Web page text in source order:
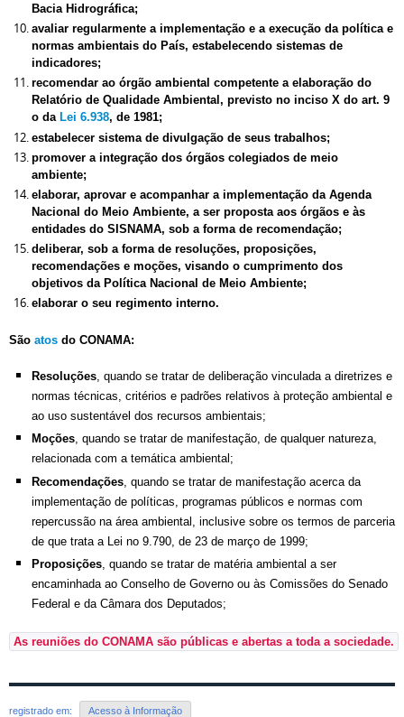
Bacia Hidrográfica;
avaliar regularmente a implementação e a execução da política e
normas ambientais do País, estabelecendo sistemas de
indicadores;
recomendar ao órgão ambiental competente a elaboração do
Relatório de Qualidade Ambiental, previsto no inciso X do art. 9
o da Lei 6.938, de 1981;
estabelecer sistema de divulgação de seus trabalhos;
promover a integração dos órgãos colegiados de meio
ambiente;
elaborar, aprovar e acompanhar a implementação da Agenda
Nacional do Meio Ambiente, a ser proposta aos órgãos e às
entidades do SISNAMA, sob a forma de recomendação;
deliberar, sob a forma de resoluções, proposições,
recomendações e moções, visando o cumprimento dos
objetivos da Política Nacional de Meio Ambiente;
elaborar o seu regimento interno.
São atos do CONAMA:
Resoluções , quando se tratar de deliberação vinculada a diretrizes e
normas técnicas, critérios e padrões relativos à proteção ambiental e
ao uso sustentável dos recursos ambientais;
Moções, quando se tratar de manifestação, de qualquer natureza,
relacionada com a temática ambiental;
Recomendações , quando se tratar de manifestação acerca da
implementação de políticas, programas públicos e normas com
repercussão na área ambiental, inclusive sobre os termos de parceria
de que trata a Lei no 9.790, de 23 de março de 1999;
Proposições, quando se tratar de matéria ambiental a ser
encaminhada ao Conselho de Governo ou às Comissões do Senado
Federal e da Câmara dos Deputados;
As reuniões do CONAMA são públicas e abertas a toda a sociedade.
registrado em: Acesso à Informação